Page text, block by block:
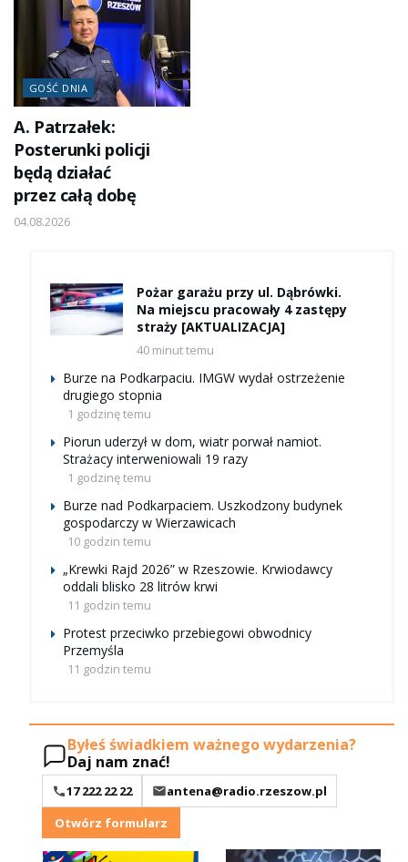
GOŚĆ DNIA
A. Patrzałek:
Posterunki policji
będą działać
przez całą dobę
04.08.2026
Pożar garażu przy ul. Dąbrówki.
Na miejscu pracowały 4 zastępy
straży [AKTUALIZACJA]
40 minut temu
Burze na Podkarpaciu. IMGW wydał ostrzeżenie
drugiego stopnia
1 godzinę temu
Piorun uderzył w dom, wiatr porwał namiot.
Strażacy interweniowali 19 razy
1 godzinę temu
Burze nad Podkarpaciem. Uszkodzony budynek
gospodarczy w Wierzawicach
10 godzin temu
„Krewki Rajd 2026” w Rzeszowie. Krwiodawcy
oddali blisko 28 litrów krwi
11 godzin temu
Protest przeciwko przebiegowi obwodnicy
Przemyśla
11 godzin temu
Byłeś świadkiem ważnego wydarzenia?
Daj nam znać!
17 222 22 22
antena@radio.rzeszow.pl
Otwórz formularz